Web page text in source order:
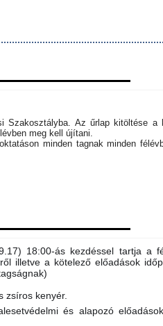
Az űrlap kitöltése a
meg kell újítani.
minden tagnak minden
18:00-ás kezdéssel tartja a
illetve a kötelező előadások
zsíros kenyér.
és alapozó